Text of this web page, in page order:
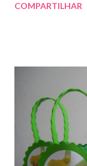
entre em contato
COMPARTILHAR